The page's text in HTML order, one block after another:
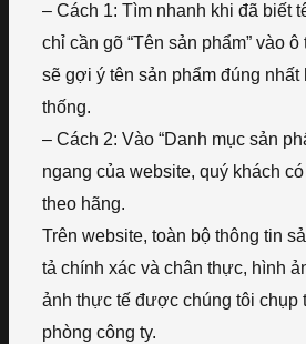
– Cách 1: Tìm nhanh khi đã biết
chỉ cần gõ “Tên sản phẩm” vào
sẽ gợi ý tên sản phẩm đúng nhất
thống.
– Cách 2: Vào “Danh mục sản
ngang của website, quý khách
theo hãng.
Trên website, toàn bộ thông tin
tả chính xác và chân thực, hình
ảnh thực tế được chúng tôi chụp
phòng công ty.